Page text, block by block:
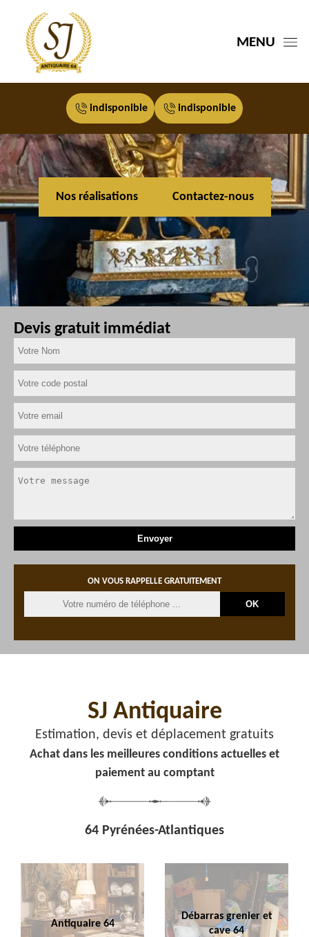
MENU
indisponible indisponible
Nos réalisations Contactez-nous
Devis gratuit immédiat
ON VOUS RAPPELLE GRATUITEMENT
SJ Antiquaire
Estimation, devis et déplacement gratuits
Achat dans les meilleures conditions actuelles et
paiement au comptant
64 Pyrénées-Atlantiques
Antiquaire 64
Débarras grenier et
cave 64